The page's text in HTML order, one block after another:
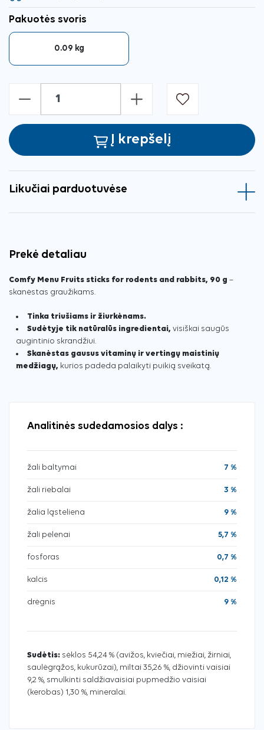
Pakuotės svoris
0.09 kg
- +
Į krepšelį
Likučiai parduotuvėse
Prekė detaliau
Comfy Menu Fruits sticks for rodents and rabbits, 90 g –
skanėstas graužikams.
Tinka triušiams ir žiurkėnams.
Sudėtyje tik natūralūs ingredientai, visiškai saugūs
augintinio skrandžiui.
Skanėstas gausus vitaminų ir vertingų maistinių
medžiagų, kurios padeda palaikyti puikią sveikatą.
Analitinės sudedamosios dalys :
žali baltymai 7 %
žali riebalai 3 %
žalia ląsteliena 9 %
žali pelenai 5,7 %
fosforas 0,7 %
kalcis 0,12 %
drėgnis 9 %
Sudėtis: sėklos 54,24 % (avižos, kviečiai, miežiai, žirniai,
saulėgrąžos, kukurūzai), miltai 35,26 %, džiovinti vaisiai
9,2 %, smulkinti saldžiavaisiai pupmedžio vaisiai
(kerobas) 1,30 %, mineralai.